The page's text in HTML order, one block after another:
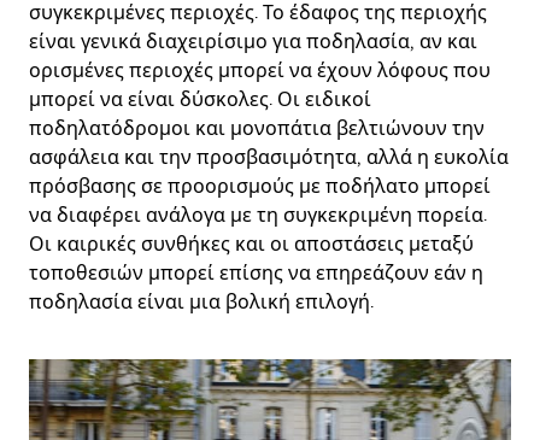
συγκεκριμένες περιοχές. Το έδαφος της περιοχής
είναι γενικά διαχειρίσιμο για ποδηλασία, αν και
ορισμένες περιοχές μπορεί να έχουν λόφους που
μπορεί να είναι δύσκολες. Οι ειδικοί
ποδηλατόδρομοι και μονοπάτια βελτιώνουν την
ασφάλεια και την προσβασιμότητα, αλλά η ευκολία
πρόσβασης σε προορισμούς με ποδήλατο μπορεί
να διαφέρει ανάλογα με τη συγκεκριμένη πορεία.
Οι καιρικές συνθήκες και οι αποστάσεις μεταξύ
τοποθεσιών μπορεί επίσης να επηρεάζουν εάν η
ποδηλασία είναι μια βολική επιλογή.